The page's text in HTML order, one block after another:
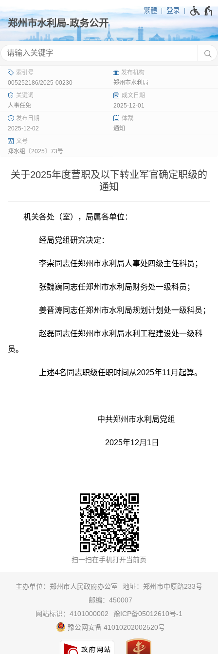
繁體 登录
005252186/2025-00230 郑州市水利局
人事任免 2025-12-01
2025-12-02 通知
郑水组〔2025〕73号
关于2025年度营职及以下转业军官确定职级的
通知
机关各处（室），局属各单位：
经局党组研究决定：
李崇同志任郑州市水利局人事处四级主任科员；
张魏巍同志任郑州市水利局财务处一级科员；
姜晋涛同志任郑州市水利局规划计划处一级科员；
赵磊同志任郑州市水利局水利工程建设处一级科
员。
上述4名同志职级任职时间从2025年11月起算。
中共郑州市水利局党组
2025年12月1日
主办单位：郑州市人民政府办公室
地址：郑州市中原路233号
邮编：450007
网站标识：4101000002
豫ICP备05012610号-1
豫公网安备 41010202002520号